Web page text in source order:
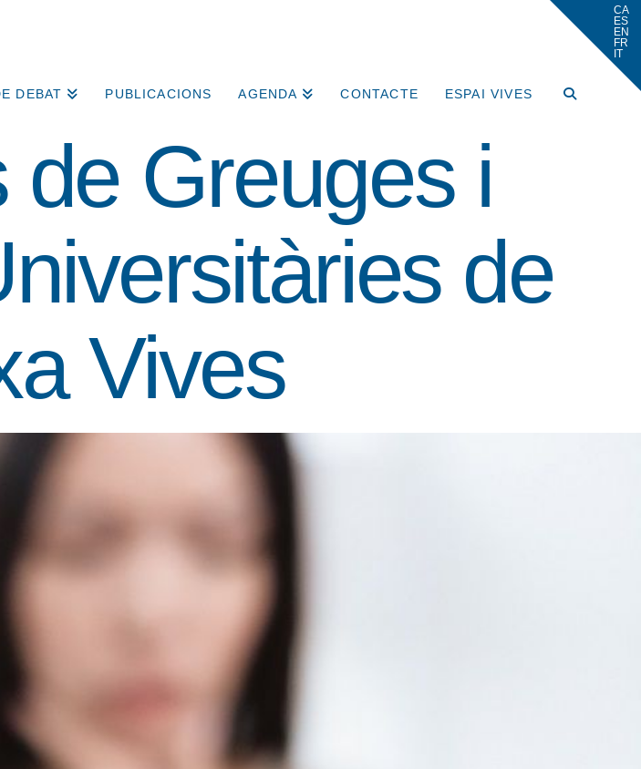
DEBAT PUBLICACIONS AGENDA CONTACTE ESPAI VIVES
de Greuges i
de
Vives